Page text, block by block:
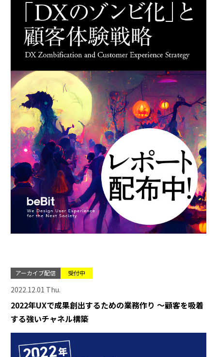
アーカイブ配信 受付中
2022.12.01 Thu.
2022年UXで成果創出するための業務作り ～顧客を吸着
する強いチャネル構築